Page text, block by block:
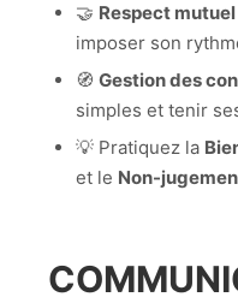
🤝 Respect mutuel
imposer son
🧭 Gestion des
simples et tenir
💡 Pratiquez la
et le Non-